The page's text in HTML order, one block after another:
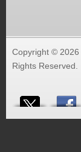
Copyright © 2026
Rights Reserved.